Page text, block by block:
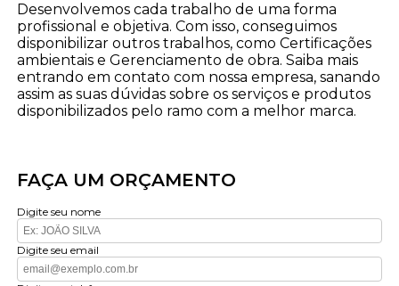
Desenvolvemos cada trabalho de uma forma
profissional e objetiva. Com isso, conseguimos
disponibilizar outros trabalhos, como Certificações
ambientais e Gerenciamento de obra. Saiba mais
entrando em contato com nossa empresa, sanando
assim as suas dúvidas sobre os serviços e produtos
disponibilizados pelo ramo com a melhor marca.
FAÇA UM ORÇAMENTO
Digite seu nome
Digite seu email